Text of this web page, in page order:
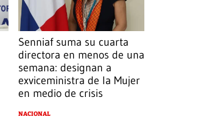
Senniaf suma su cuarta
directora en menos de una
semana: designan a
exviceministra de la Mujer
en medio de crisis
NACIONAL